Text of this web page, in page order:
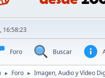
16:58:23
Foro Buscar
► Foro ► Imagen, Audio y Vídeo